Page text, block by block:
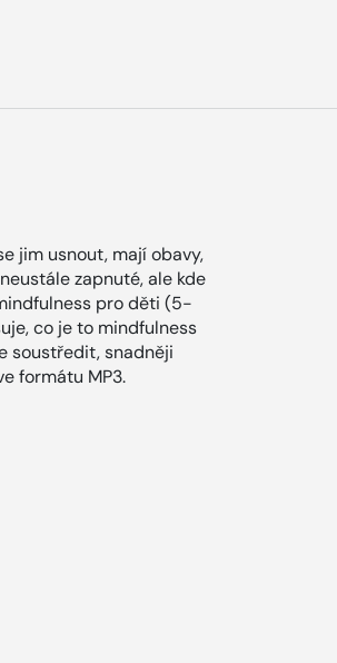
jim usnout, mají obavy,
zapnuté, ale kde
pro děti (5-
co je to mindfulness
soustředit, snadněji
formátu MP3.